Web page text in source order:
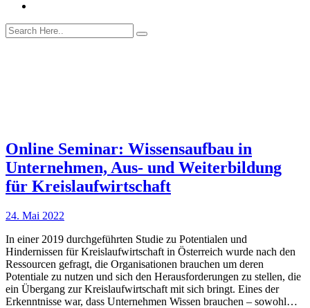
Online Seminar: Wissensaufbau in
Unternehmen, Aus- und Weiterbildung
für Kreislaufwirtschaft
24. Mai 2022
In einer 2019 durchgeführten Studie zu Potentialen und
Hindernissen für Kreislaufwirtschaft in Österreich wurde nach den
Ressourcen gefragt, die Organisationen brauchen um deren
Potentiale zu nutzen und sich den Herausforderungen zu stellen, die
ein Übergang zur Kreislaufwirtschaft mit sich bringt. Eines der
Erkenntnisse war, dass Unternehmen Wissen brauchen – sowohl…